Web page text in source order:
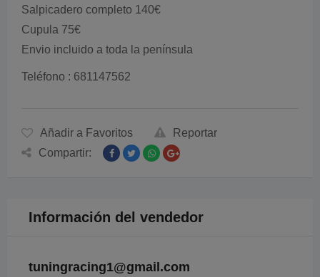
Salpicadero completo 140€
Cupula 75€
Envio incluido a toda la península
Teléfono : 681147562
Añadir a Favoritos
Reportar
Compartir:
Información del vendedor
tuningracing1@gmail.com